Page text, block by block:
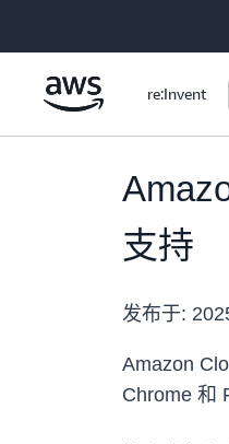
re:Invent
支持
发布于:
Amazon
Chrome 和